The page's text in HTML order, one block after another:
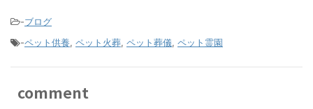
-ブログ
-ペット供養, ペット火葬, ペット葬儀, ペット霊園
comment